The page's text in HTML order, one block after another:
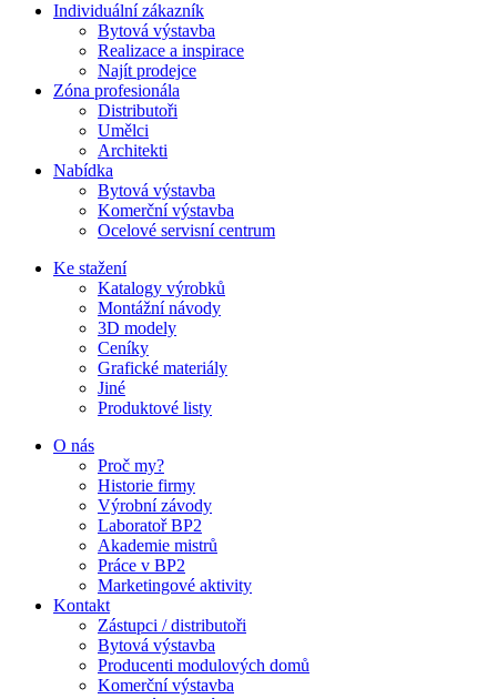
Individuální zákazník
Bytová výstavba
Realizace a inspirace
Najít prodejce
Zóna profesionála
Distributoři
Umělci
Architekti
Nabídka
Bytová výstavba
Komerční výstavba
Ocelové servisní centrum
Ke stažení
Katalogy výrobků
Montážní návody
3D modely
Ceníky
Grafické materiály
Jiné
Produktové listy
O nás
Proč my?
Historie firmy
Výrobní závody
Laboratoř BP2
Akademie mistrů
Práce v BP2
Marketingové aktivity
Kontakt
Zástupci / distributoři
Bytová výstavba
Producenti modulových domů
Komerční výstavba